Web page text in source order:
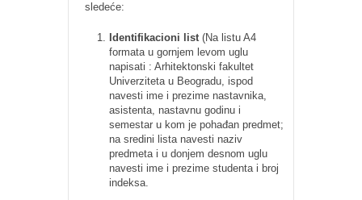
sledeće:
Identifikacioni list(Na listu A4
formata u gornjem levom uglu
napisati : Arhitektonski fakultet
Univerziteta u Beogradu, ispod
navesti ime i prezime nastavnika,
asistenta, nastavnu godinu i
semestar u kom je pohađan predmet;
na sredini lista navesti naziv
predmeta i u donjem desnom uglu
navesti ime i prezime studenta i broj
indeksa.